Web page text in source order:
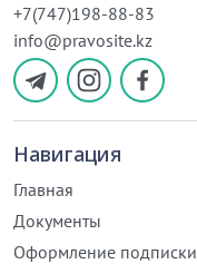
+7(747)198-88-83
info@pravosite.kz
Навигация
Главная
Документы
Оформление подписки